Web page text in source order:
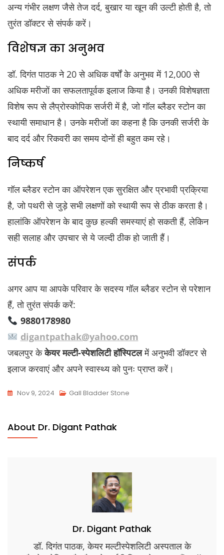
अन्य गंभीर लक्षण जैसे तेज दर्द, बुखार या खून की उल्टी होती है, तो
तुरंत डॉक्टर से संपर्क करें।
विशेषज्ञ का अनुभव
डॉ. दिगंत पाठक ने 20 से अधिक वर्षों के अनुभव में 12,000 से
अधिक मरीजों का सफलतापूर्वक इलाज किया है। उनकी विशेषज्ञता
विशेष रूप से लैप्रोस्कोपिक सर्जरी में है, जो गॉल ब्लैडर स्टोन का
स्थायी समाधान है। उनके मरीजों का कहना है कि उनकी सर्जरी के
बाद दर्द और रिकवरी का समय दोनों ही बहुत कम रहे।
निष्कर्ष
गॉल ब्लैडर स्टोन का ऑपरेशन एक सुरक्षित और प्रभावी प्रक्रिया
है, जो पथरी से जुड़े सभी लक्षणों को स्थायी रूप से ठीक करता है।
हालांकि ऑपरेशन के बाद कुछ हल्की समस्याएं हो सकती हैं, लेकिन
सही सलाह और उपचार से ये जल्दी ठीक हो जाती हैं।
संपर्क
अगर आप या आपके परिवार के सदस्य गॉल ब्लैडर स्टोन से परेशान
हैं, तो तुरंत संपर्क करें:
9880178980
digantpathak@yahoo.com
जबलपुर केकेयर मल्टी-स्पेशलिटी हॉस्पिटलमें अनुभवी डॉक्टर से
इलाज करवाएं और अपने स्वास्थ्य को पुनः प्राप्त करें।
Nov 9, 2024 Gall Bladder Stone
About Dr. Digant Pathak
Dr. Digant Pathak
डॉ. दिगंत पाठक, केयर मल्टीस्पेशलिटी अस्पताल के